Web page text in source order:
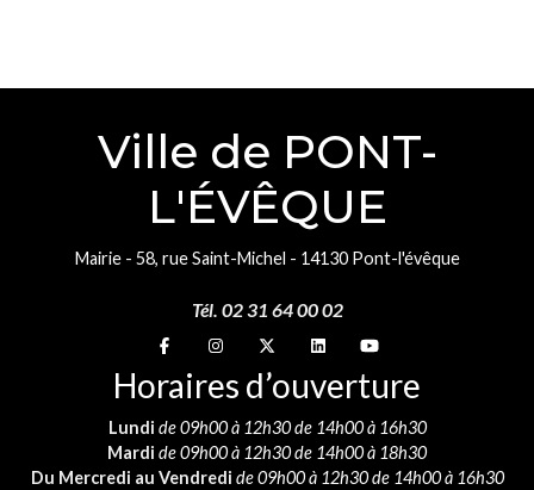
Ville de PONT-
L'ÉVÊQUE
Mairie - 58, rue Saint-Michel - 14130 Pont-l'évêque
Tél. 02 31 64 00 02
Suivez-nous sur
Suivez-nous sur
Suivez-nous sur
Suivez-nous sur
Suivez-nous sur
Horaires d’ouverture
Lundi de 09h00 à 12h30 de 14h00 à 16h30
Mardi de 09h00 à 12h30 de 14h00 à 18h30
Du Mercredi au Vendredi de 09h00 à 12h30 de 14h00 à 16h30